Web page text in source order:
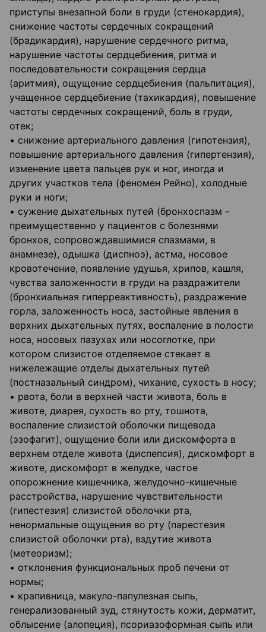
приступы внезапной боли в груди (стенокардия),
снижение частоты сердечных сокращений
(брадикардия), нарушение сердечного ритма,
нарушение частоты сердцебиения, ритма и
последовательности сокращения сердца
(аритмия), ощущение сердцебиения (пальпитация),
учащенное сердцебиение (тахикардия), повышение
частоты сердечных сокращений, боль в груди,
отек;
• снижение артериального давления (гипотензия),
повышение артериального давления (гипертензия),
изменение цвета пальцев рук и ног, иногда и
других участков тела (феномен Рейно), холодные
руки и ноги;
• сужение дыхательных путей (бронхоспазм -
преимущественно у пациентов с болезнями
бронхов, сопровождавшимися спазмами, в
анамнезе), одышка (диспноэ), астма, носовое
кровотечение, появление удушья, хрипов, кашля,
чувства заложенности в груди на раздражители
(бронхиальная гиперреактивность), раздражение
горла, заложенность носа, застойные явления в
верхних дыхательных путях, воспаление в полости
носа, носовых пазухах или носоглотке, при
котором слизистое отделяемое стекает в
нижележащие отделы дыхательных путей
(постназальный синдром), чихание, сухость в носу;
• рвота, боли в верхней части живота, боль в
животе, диарея, сухость во рту, тошнота,
воспаление слизистой оболочки пищевода
(эзофагит), ощущение боли или дискомфорта в
верхнем отделе живота (диспепсия), дискомфорт в
животе, дискомфорт в желудке, частое
опорожнение кишечника, желудочно-кишечные
расстройства, нарушение чувствительности
(гипестезия) слизистой оболочки рта,
ненормальные ощущения во рту (парестезия
слизистой оболочки рта), вздутие живота
(метеоризм);
• отклонения функциональных проб печени от
нормы;
• крапивница, макуло-папулезная сыпь,
генерализованный зуд, стянутость кожи, дерматит,
облысение (алопеция), псориазоформная сыпь или